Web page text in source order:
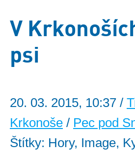
V
psi
20. 03. 2015, 10:37 /
Krkonoše / Pec pod
Štítky: Hory, Image,